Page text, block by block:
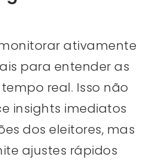
ativamente
para entender as
real. Isso não
insights imediatos
dos eleitores, mas
ajustes rápidos